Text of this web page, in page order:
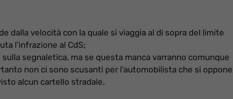
dalla velocità con la quale si viaggia al di sopra del limite
l’infrazione al CdS;
segnaletica, ma se questa manca varranno comunque
non ci sono scusanti per l’automobilista che si oppone
alcun cartello stradale.